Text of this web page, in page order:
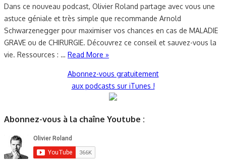
Dans ce nouveau podcast, Olivier Roland partage avec vous une
astuce géniale et très simple que recommande Arnold
Schwarzenegger pour maximiser vos chances en cas de MALADIE
GRAVE ou de CHIRURGIE. Découvrez ce conseil et sauvez-vous la
vie. Ressources : … Read More »
Abonnez-vous gratuitement
aux podcasts sur iTunes !
Abonnez-vous à la chaîne Youtube :